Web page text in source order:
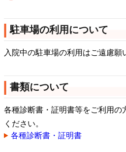
駐車場の利用について
入院中の駐車場の利用はご遠慮願
書類について
各種診断書・証明書等をご利用の
ください。
各種診断書・証明書